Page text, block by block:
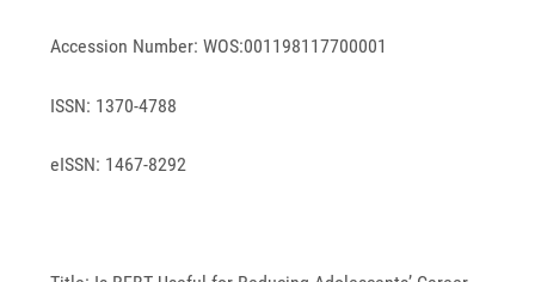
Accession Number: WOS:001198117700001
ISSN: 1370-4788
eISSN: 1467-8292